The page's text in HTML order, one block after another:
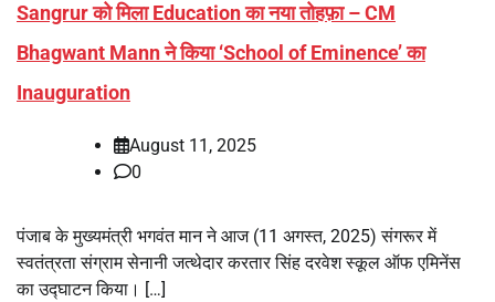
Sangrur को मिला Education का नया तोहफ़ा – CM
Bhagwant Mann ने किया ‘School of Eminence’ का
Inauguration
August 11, 2025
0
पंजाब के मुख्यमंत्री भगवंत मान ने आज (11 अगस्त, 2025) संगरूर में
स्वतंत्रता संग्राम सेनानी जत्थेदार करतार सिंह दरवेश स्कूल ऑफ एमिनेंस
का उद्घाटन किया। […]